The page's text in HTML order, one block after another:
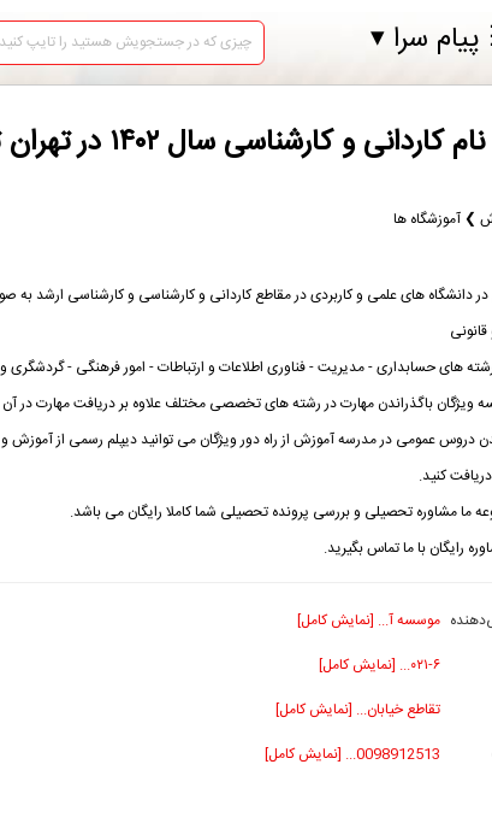
سرا ▾
و کارشناسی سال ۱۴۰۲ در تهران ثبت نام در دانشگاه
❯ آموزشگاه ها
دانشگاه های علمی و کاربردی در مقاطع کاردانی و کارشناسی و کارشناسی ارشد به
های حسابداری - مدیریت - فناوری اطلاعات و ارتباطات - امور فرهنگی - گردشگری
ویژگان باگذراندن مهارت در رشته های تخصصی مختلف علاوه بر دریافت مهارت در آن
دروس عمومی در مدرسه آموزش از راه دور ویژگان می توانید دیپلم رسمی از آموزش و
کنید.
ما مشاوره تحصیلی و بررسی پرونده تحصیلی شما کاملا رایگان می باشد.
رایگان با ما تماس بگیرید.
موسسه آ... [نمایش کامل]
۰۲۱-۶... [نمایش کامل]
تقاطع خیابان... [نمایش کامل]
0098912513... [نمایش کامل]